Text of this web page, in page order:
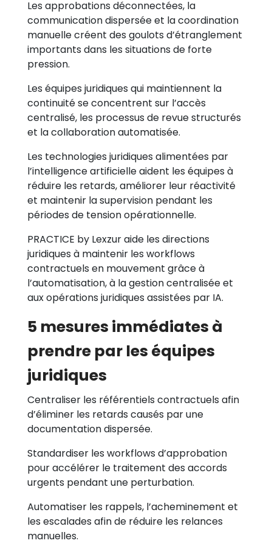
Les approbations déconnectées, la
communication dispersée et la coordination
manuelle créent des goulots d’étranglement
importants dans les situations de forte
pression.
Les équipes juridiques qui maintiennent la
continuité se concentrent sur l’accès
centralisé, les processus de revue structurés
et la collaboration automatisée.
Les technologies juridiques alimentées par
l’intelligence artificielle aident les équipes à
réduire les retards, améliorer leur réactivité
et maintenir la supervision pendant les
périodes de tension opérationnelle.
PRACTICE by Lexzur aide les directions
juridiques à maintenir les workflows
contractuels en mouvement grâce à
l’automatisation, à la gestion centralisée et
aux opérations juridiques assistées par IA.
5 mesures immédiates à
prendre par les équipes
juridiques
Centraliser les référentiels contractuels afin
d’éliminer les retards causés par une
documentation dispersée.
Standardiser les workflows d’approbation
pour accélérer le traitement des accords
urgents pendant une perturbation.
Automatiser les rappels, l’acheminement et
les escalades afin de réduire les relances
manuelles.